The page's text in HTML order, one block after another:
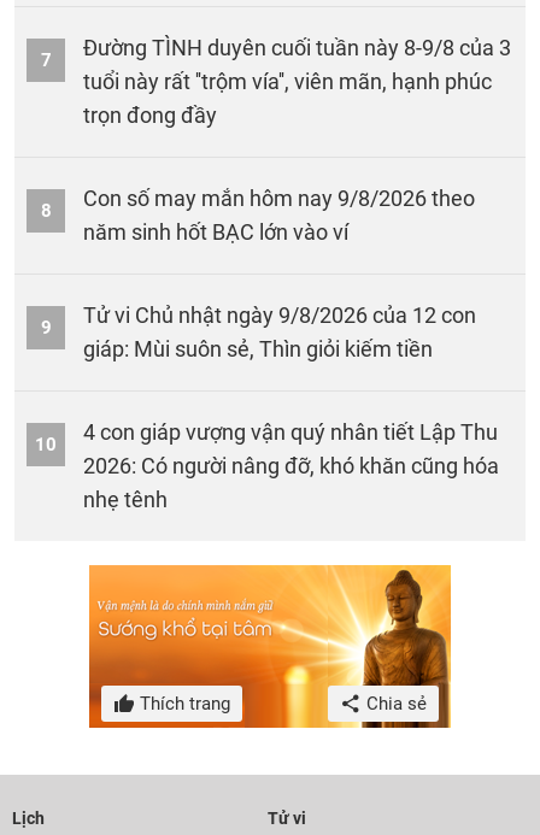
7
Đường TÌNH duyên cuối tuần này 8-9/8 của 3
tuổi này rất ''trộm vía'', viên mãn, hạnh phúc
trọn đong đầy
8
Con số may mắn hôm nay 9/8/2026 theo
năm sinh hốt BẠC lớn vào ví
9
Tử vi Chủ nhật ngày 9/8/2026 của 12 con
giáp: Mùi suôn sẻ, Thìn giỏi kiếm tiền
10
4 con giáp vượng vận quý nhân tiết Lập Thu
2026: Có người nâng đỡ, khó khăn cũng hóa
nhẹ tênh
Thích trang Chia sẻ
Lịch
Tử vi